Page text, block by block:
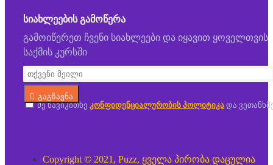
ᲡᲘᲐᲮᲚᲔᲔᲑᲘᲡ ᲒᲐᲛᲝᲬᲔᲠᲐ
გამოიწერეთ ჩვენი სიახლეები და იყავით ყოველთვის
საქმის კურსში
გაგზავნა
მე წავიკითხე კონფიდენციალურობის პოლიტიკა და
Copyright © 2021, Puzz, ყველა პირობა დაცულია